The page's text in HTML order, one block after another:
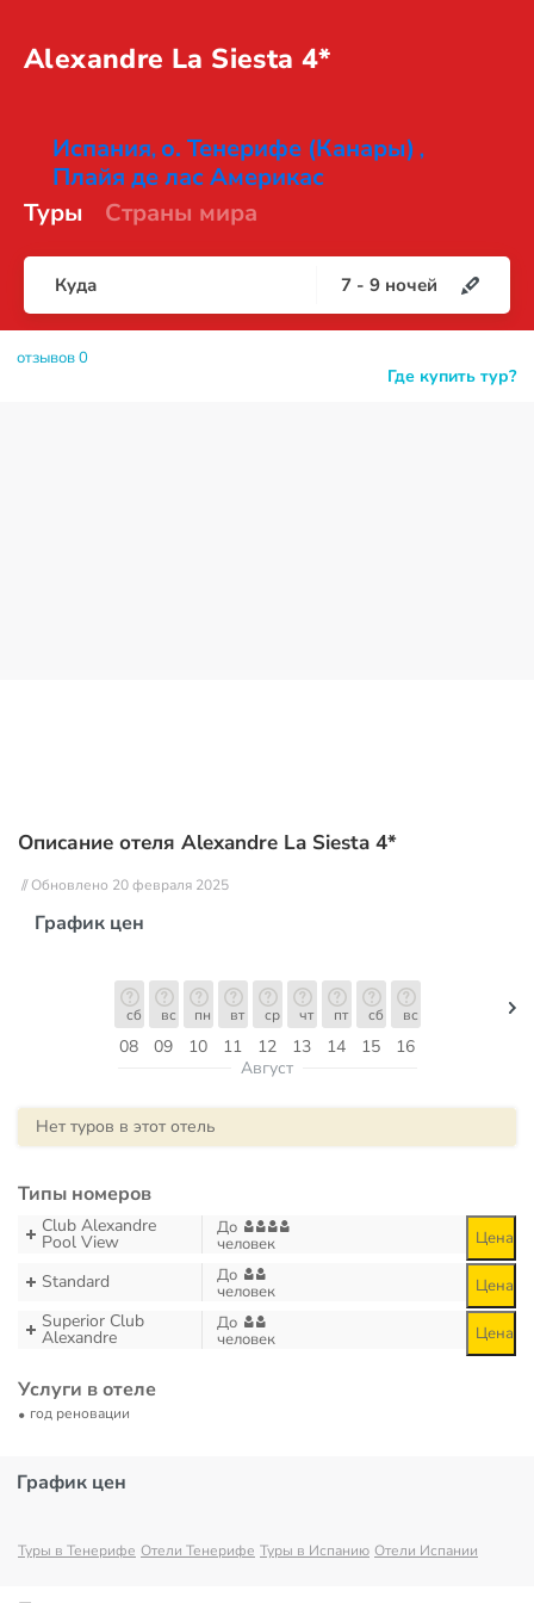
Alexandre La Siesta 4*
Испания, о. Тенерифе (Канары) ,
Плайя де лас Америкас
Туры
Страны мира
Куда 7 - 9 ночей
Где купить тур?
отзывов 0
Описание отеля Alexandre La Siesta 4*
// Обновлено 20 февраля 2025
График цен
08
сб
09
вс
10
пн
11
вт
12
ср
13
чт
14
пт
15
сб
16
вс
Август
Нет туров в этот отель
Типы номеров
Club Alexandre
Pool View
До
человек Цена
Standard До
человек Цена
Superior Club
Alexandre
До
человек Цена
Услуги в отеле
год реновации
График цен
Туры в Тенерифе Отели Тенерифе Туры в Испанию Отели Испании